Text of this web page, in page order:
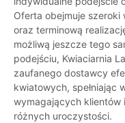
Oferta obejmuje
oraz terminową
możliwą jeszcze tego
podejściu, Kwiaciarnia
zaufanego dostawcy
kwiatowych, spełniając
wymagających klientów
różnych uroczystości.